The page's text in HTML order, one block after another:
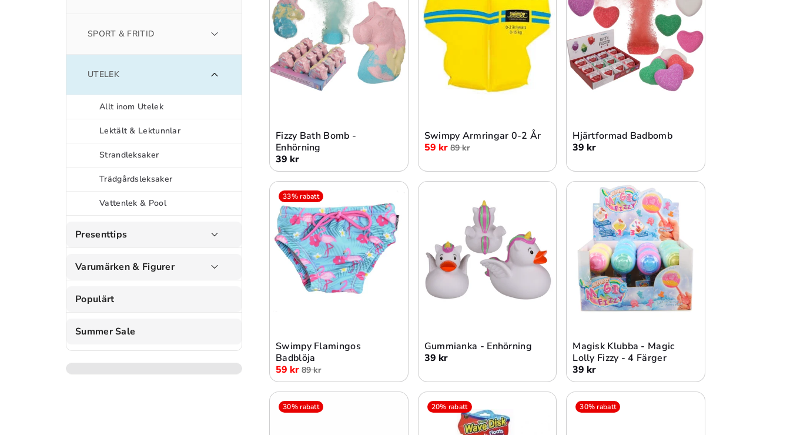
SPORT & FRITID
UTELEK
Allt inom Utelek
Lektält & Lektunnlar
Strandleksaker
Trädgårdsleksaker
Vattenlek & Pool
Presenttips
Varumärken & Figurer
Populärt
Summer Sale
Fizzy Bath Bomb -
Enhörning
39 kr
Swimpy Armringar 0-2 År
59 kr 89 kr
Hjärtformad Badbomb
39 kr
33% rabatt
Swimpy Flamingos
Badblöja
59 kr 89 kr
Gummianka - Enhörning
39 kr
Magisk Klubba - Magic
Lolly Fizzy - 4 Färger
39 kr
30% rabatt 20% rabatt 30% rabatt